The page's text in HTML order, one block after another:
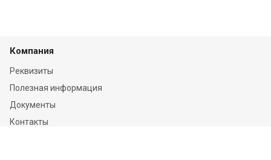
Компания
Реквизиты
Полезная информация
Документы
Контакты